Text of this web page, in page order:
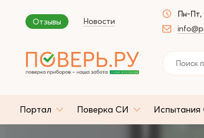
Отзывы Новости
Пн-Пт,
Портал Поверка СИ